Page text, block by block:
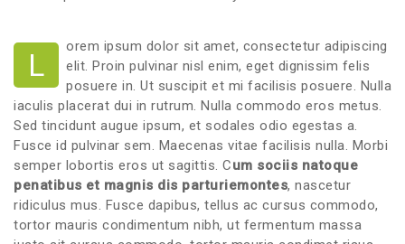
L
orem ipsum dolor sit amet, consectetur adipiscing
elit. Proin pulvinar nisl enim, eget dignissim felis
posuere in. Ut suscipit et mi facilisis posuere. Nulla
iaculis placerat dui in rutrum. Nulla commodo eros metus.
Sed tincidunt augue ipsum, et sodales odio egestas a.
Fusce id pulvinar sem. Maecenas vitae facilisis nulla. Morbi
semper lobortis eros ut sagittis. Cum sociis natoque
penatibus et magnis dis parturiemontes, nascetur
ridiculus mus. Fusce dapibus, tellus ac cursus commodo,
tortor mauris condimentum nibh, ut fermentum massa